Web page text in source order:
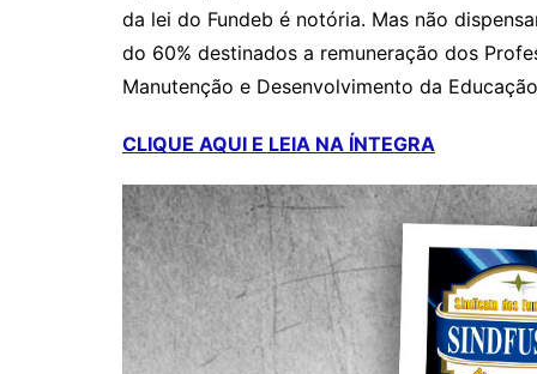
da lei do Fundeb é notória. Mas não
do 60% destinados a remuneração dos
Manutenção e Desenvolvimento da
CLIQUE AQUI E LEIA NA ÍNTEGRA